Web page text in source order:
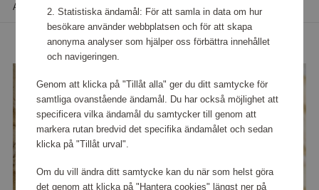
Alla filter Sortera
Statistiska ändamål: För att samla in data om hur
besökare använder webbplatsen och för att skapa
anonyma analyser som hjälper oss förbättra innehållet
och navigeringen.
Genom att klicka på "Tillåt alla" ger du ditt samtycke för
samtliga ovanstående ändamål. Du har också möjlighet att
specificera vilka ändamål du samtycker till genom att
markera rutan bredvid det specifika ändamålet och sedan
klicka på "Tillåt urval".
Om du vill ändra ditt samtycke kan du när som helst göra
det genom att klicka på "Hantera cookies" längst ner på